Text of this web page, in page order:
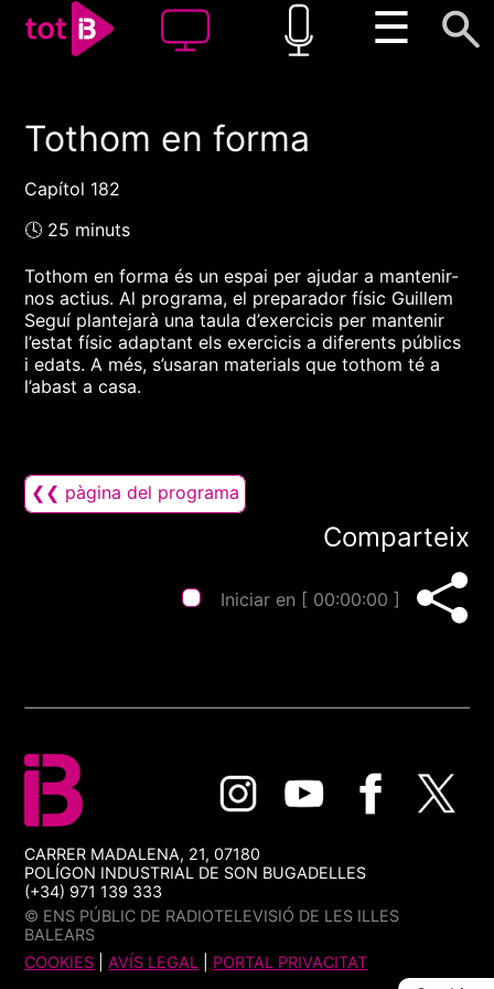
☰
00:00 00:00
Tothom en forma
Capítol 182
🕓 25 minuts
Tothom en forma és un espai per ajudar a mantenir-
nos actius. Al programa, el preparador físic Guillem
Seguí plantejarà una taula d’exercicis per mantenir
l’estat físic adaptant els exercicis a diferents públics
i edats. A més, s’usaran materials que tothom té a
l’abast a casa.
❮❮ pàgina del programa
Comparteix
Iniciar en [ 00:00:00 ]
CARRER MADALENA, 21, 07180
POLÍGON INDUSTRIAL DE SON BUGADELLES
(+34) 971 139 333
© ENS PÚBLIC DE RADIOTELEVISIÓ DE LES ILLES
BALEARS
COOKIES |AVÍS LEGAL PORTAL PRIVACITAT